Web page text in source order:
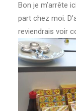
Bon je m’arrête
part chez moi.
reviendrais voir